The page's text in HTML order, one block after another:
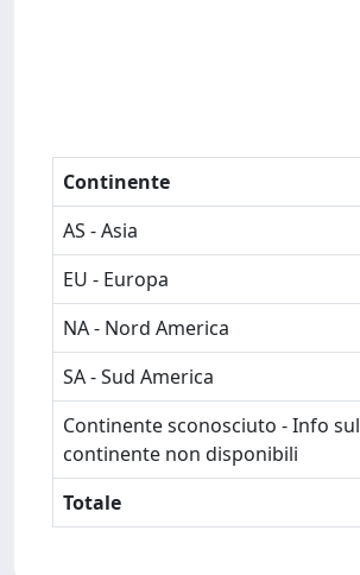
Continente
AS - Asia
EU - Europa
NA - Nord America
SA - Sud America
Continente sconosciuto - Info sul
continente non disponibili
Totale